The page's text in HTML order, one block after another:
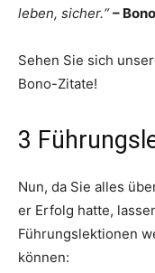
leben, sicher.“ – Bono
Sehen Sie sich
Bono-Zitate!
3
Nun, da Sie alles
er Erfolg hatte,
Führungslektionen
können: